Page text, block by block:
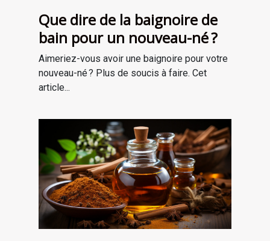
Que dire de la baignoire de
bain pour un nouveau-né ?
Aimeriez-vous avoir une baignoire pour votre
nouveau-né ? Plus de soucis à faire. Cet
article...